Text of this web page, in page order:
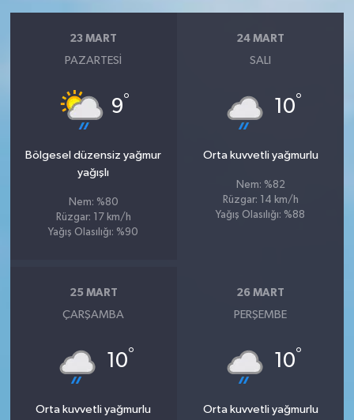
23 MART
PAZARTESI
9°
Bölgesel düzensiz yağmur
yağışlı
Nem: %80
Rüzgar: 17 km/h
Yağış Olasılığı: %90
24 MART
SALI
10°
Orta kuvvetli yağmurlu
Nem: %82
Rüzgar: 14 km/h
Yağış Olasılığı: %88
25 MART
ÇARŞAMBA
10°
Orta kuvvetli yağmurlu
26 MART
PERŞEMBE
10°
Orta kuvvetli yağmurlu